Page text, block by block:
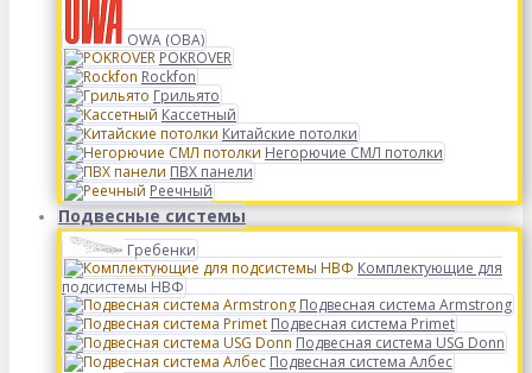
OWA (ОВА)
POKROVER
Rockfon
Грильято
Кассетный
Китайские потолки
Негорючие СМЛ потолки
ПВХ панели
Реечный
Подвесные системы
Гребенки
Комплектующие для
подсистемы НВФ
Подвесная система Armstrong
Подвесная система Primet
Подвесная система USG Donn
Подвесная система Албес